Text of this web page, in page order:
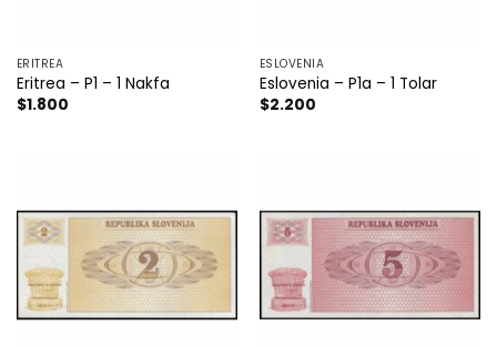
ERITREA
Eritrea – P1 – 1 Nakfa
$1.800
ESLOVENIA
Eslovenia – P1a – 1 Tolar
$2.200